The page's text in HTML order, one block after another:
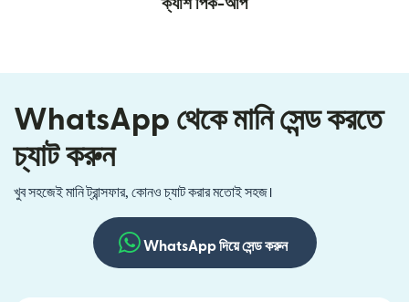
ক্যাশ পিক-আপ
WhatsApp থেকে মানি সেন্ড করতে
চ্যাট করুন
খুব সহজেই মানি ট্রান্সফার, কোনও চ্যাট করার মতোই সহজ।
WhatsApp দিয়ে সেন্ড করুন